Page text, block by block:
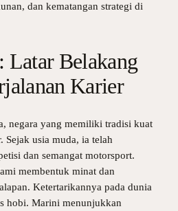
dan kematangan strategi di
Belakang
Karier
negara yang memiliki tradisi kuat
Sejak usia muda, ia telah
dan semangat motorsport.
membentuk minat dan
Ketertarikannya pada dunia
hobi. Marini menunjukkan